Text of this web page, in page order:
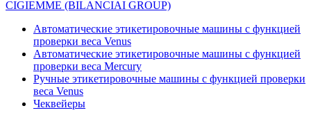
CIGIEMME (BILANCIAI GROUP)
Автоматические этикетировочные машины с функцией
проверки веса Venus
Автоматические этикетировочные машины с функцией
проверки веса Mercury
Ручные этикетировочные машины с функцией проверки
веса Venus
Чеквейеры